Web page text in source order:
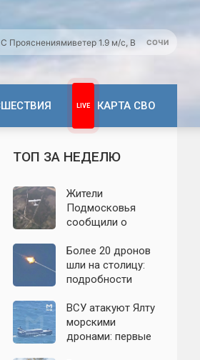
Прояснениямиветер 1.9 м/с, В СОЧИ
КАРТА СВО
ТОП ЗА НЕДЕЛЮ
Жители
Подмосковья
сообщили о
обнародованы
подробности о
налёте
августа
Более 20 дронов
шли на столицу:
подробности
атаки на
Подмосковье 7
августа 2026 года
ВСУ атакуют Ялту
морскими
дронами: первые